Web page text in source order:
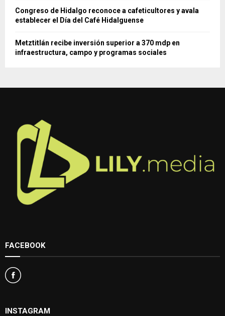
Congreso de Hidalgo reconoce a cafeticultores y avala
establecer el Día del Café Hidalguense
Metztitlán recibe inversión superior a 370 mdp en
infraestructura, campo y programas sociales
FACEBOOK
INSTAGRAM